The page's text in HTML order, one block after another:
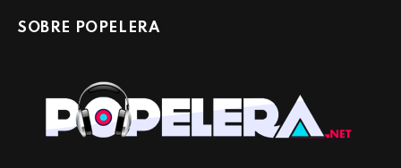
SOBRE POPELERA